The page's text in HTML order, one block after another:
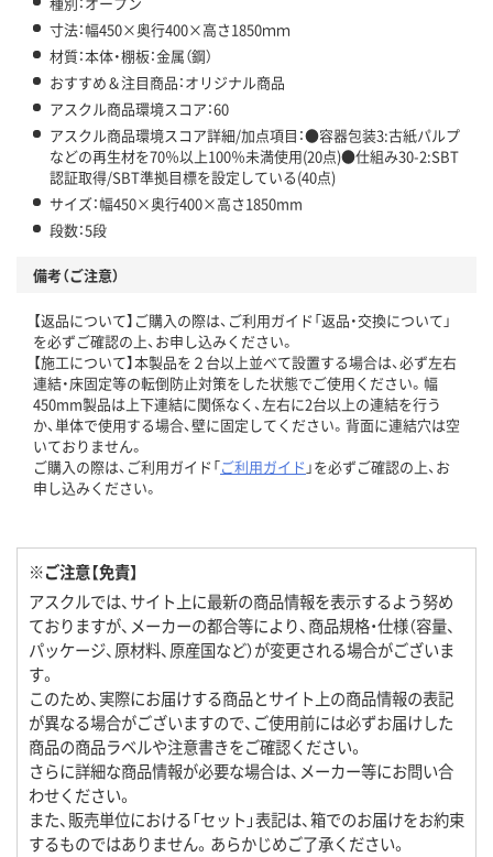
寸法：幅450×奥行400×高さ1850ｍｍ
材質：本体・棚板：金属（鋼）
おすすめ＆注目商品：オリジナル商品
アスクル商品環境スコア：60
アスクル商品環境スコア詳細/加点項目：●容器包装3:古紙パルプ
などの再生材を70％以上100％未満使用(20点)●仕組み30-2:SBT
認証取得/SBT準拠目標を設定している(40点)
サイズ：幅450×奥行400×高さ1850mm
段数：5段
備考（ご注意）
【返品について】ご購入の際は、ご利用ガイド「返品・交換について」
を必ずご確認の上、お申し込みください。
【施工について】本製品を２台以上並べて設置する場合は、必ず左右
連結・床固定等の転倒防止対策をした状態でご使用ください。幅
450mm製品は上下連結に関係なく、左右に2台以上の連結を行う
か、単体で使用する場合、壁に固定してください。背面に連結穴は空
いておりません。
ご購入の際は、ご利用ガイド「ご利用ガイド 」を必ずご確認の上、お
申し込みください。
※ご注意【免責】
アスクルでは、サイト上に最新の商品情報を表示するよう努め
ておりますが、メーカーの都合等により、商品規格・仕様（容量、
パッケージ、原材料、原産国など）が変更される場合がございま
す。
このため、実際にお届けする商品とサイト上の商品情報の表記
が異なる場合がございますので、ご使用前には必ずお届けした
商品の商品ラベルや注意書きをご確認ください。
さらに詳細な商品情報が必要な場合は、メーカー等にお問い合
わせください。
また、販売単位における「セット」表記は、箱でのお届けをお約束
するものではありません。あらかじめご了承ください。